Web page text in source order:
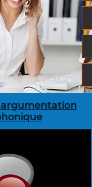
argumentation